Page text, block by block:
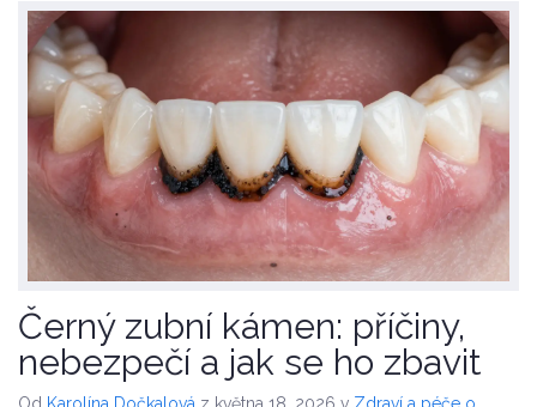
Černý zubní kámen: příčiny,
nebezpečí a jak se ho zbavit